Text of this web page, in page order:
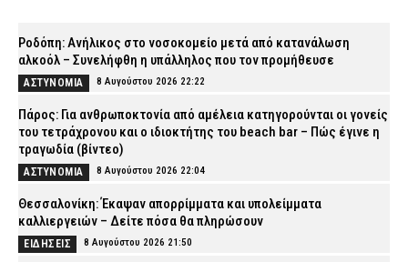
Ροδόπη: Ανήλικος στο νοσοκομείο μετά από κατανάλωση
αλκοόλ – Συνελήφθη η υπάλληλος που τον προμήθευσε
ΑΣΤΥΝΟΜΙΑ 8 Αυγούστου 2026 22:22
Πάρος: Για ανθρωποκτονία από αμέλεια κατηγορούνται οι γονείς
του τετράχρονου και ο ιδιοκτήτης του beach bar – Πώς έγινε η
τραγωδία (βίντεο)
ΑΣΤΥΝΟΜΙΑ 8 Αυγούστου 2026 22:04
Θεσσαλονίκη: Έκαψαν απορρίμματα και υπολείμματα
καλλιεργειών – Δείτε πόσα θα πληρώσουν
ΕΙΔΗΣΕΙΣ 8 Αυγούστου 2026 21:50